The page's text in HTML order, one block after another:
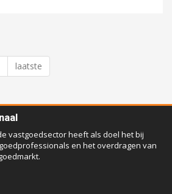
laatste
vastgoedsector heeft als doel het bij
en het overdragen van